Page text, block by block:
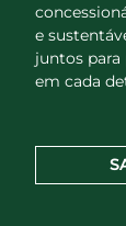
e
juntos
em cada